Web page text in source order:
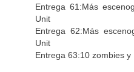
Entrega 61:Más
Unit
Entrega 62:Más
Unit
Entrega 63:10 zombies